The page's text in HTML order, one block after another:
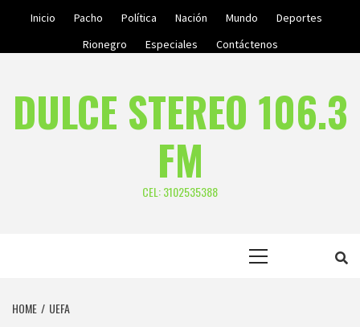
Inicio Pacho Política Nación Mundo
Deportes
Rionegro
Especiales Contáctenos
DULCE STEREO 106.3
FM
CEL: 3102535388
HOME UEFA